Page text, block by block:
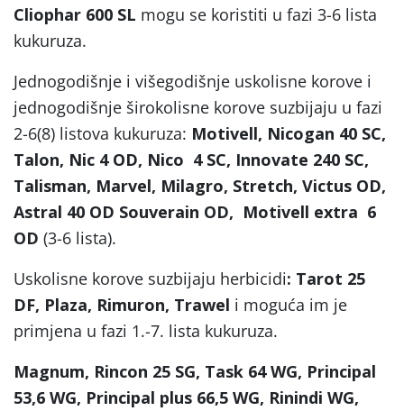
Cliophar 600 SL mogu se koristiti u fazi 3-6 lista
kukuruza.
Jednogodišnje i višegodišnje uskolisne korove i
jednogodišnje širokolisne korove suzbijaju u fazi
2-6(8) listova kukuruza: Motivell, Nicogan 40 SC,
Talon, Nic 4 OD, Nico 4 SC, Innovate 240 SC,
Talisman, Marvel, Milagro, Stretch, Victus OD,
Astral 40 OD Souverain OD, Motivell extra 6
OD (3-6 lista).
Uskolisne korove suzbijaju herbicidi: Tarot 25
DF, Plaza, Rimuron, Trawel i moguća im je
primjena u fazi 1.-7. lista kukuruza.
Magnum, Rincon 25 SG, Task 64 WG, Principal
53,6 WG, Principal plus 66,5 WG, Rinindi WG,